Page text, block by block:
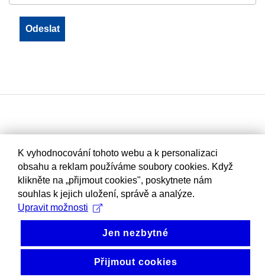
K vyhodnocování tohoto webu a k personalizaci
obsahu a reklam používáme soubory cookies. Když
klikněte na „přijmout cookies", poskytnete nám
souhlas k jejich uložení, správě a analýze.
Upravit možnosti
Jen nezbytné
Přijmout cookies